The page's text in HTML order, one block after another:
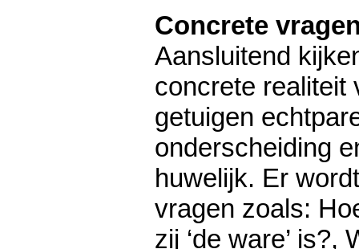
Concrete
Aansluitend
concrete realiteit
getuigen
onderscheiding
huwelijk. Er
vragen zoals:
zij ‘de ware’ is?,